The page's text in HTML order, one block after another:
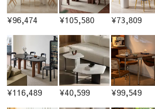
¥96,474 ¥105,580 ¥73,809
¥116,489 ¥40,599 ¥99,549